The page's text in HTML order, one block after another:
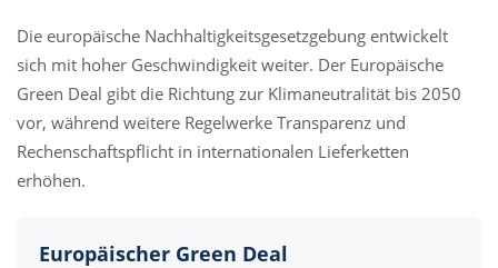
Die europäische Nachhaltigkeitsgesetzgebung entwickelt
sich mit hoher Geschwindigkeit weiter. Der Europäische
Green Deal gibt die Richtung zur Klimaneutralität bis 2050
vor, während weitere Regelwerke Transparenz und
Rechenschaftspflicht in internationalen Lieferketten
erhöhen.
Europäischer Green Deal